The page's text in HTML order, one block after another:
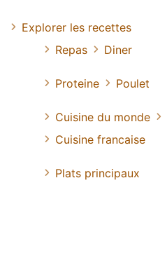
Explorer les recettes
Repas
Diner
Proteine Poulet
Cuisine du monde
Cuisine francaise
Plats principaux